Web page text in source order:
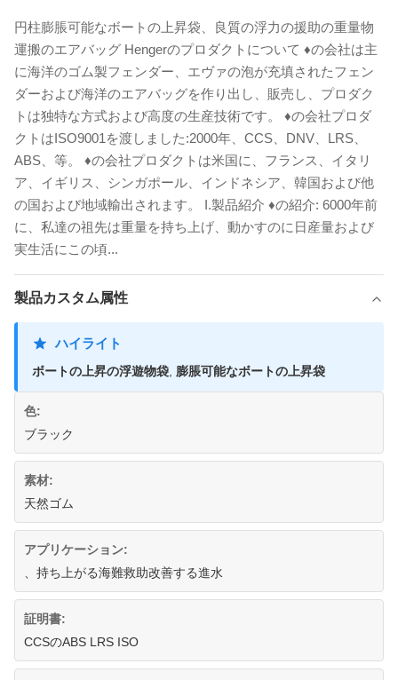
円柱膨脹可能なボートの上昇袋、良質の浮力の援助の重量物
運搬のエアバッグ Hengerのプロダクトについて ♦の会社は主
に海洋のゴム製フェンダー、エヴァの泡が充填されたフェン
ダーおよび海洋のエアバッグを作り出し、販売し、プロダク
トは独特な方式および高度の生産技術です。 ♦の会社プロダ
クトはISO9001を渡しました:2000年、CCS、DNV、LRS、
ABS、等。 ♦の会社プロダクトは米国に、フランス、イタリ
ア、イギリス、シンガポール、インドネシア、韓国および他
の国および地域輸出されます。 I.製品紹介 ♦の紹介: 6000年前
に、私達の祖先は重量を持ち上げ、動かすのに日産量および
実生活にこの頃...
製品カスタム属性
ハイライト
ボートの上昇の浮遊物袋 膨脹可能なボートの上昇袋
色:
ブラック
素材:
天然ゴム
アプリケーション:
、持ち上がる海難救助改善する進水
証明書:
CCSのABS LRS ISO